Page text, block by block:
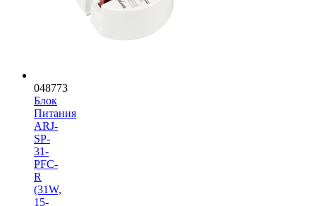
048773
Блок
Питания
ARJ-
SP-
31-
PFC-
R
(31W,
15-